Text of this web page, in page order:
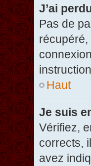
J’ai
Pas de
récupéré,
Haut
Je suis
Vérifiez,
corrects,
avez